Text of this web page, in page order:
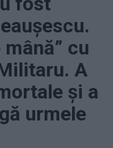
cu
A
și a
urmele